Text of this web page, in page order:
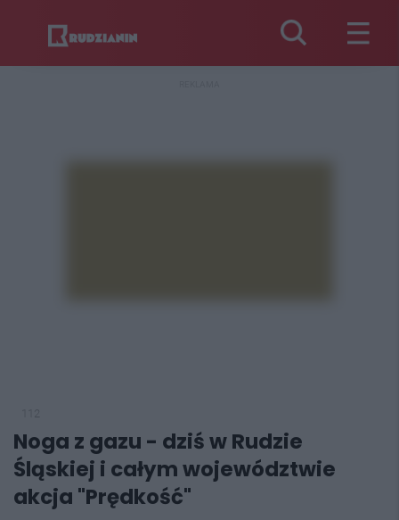
Noga z gazu - dziś w Rudzie
Śląskiej i całym województwie
akcja "Prędkość"